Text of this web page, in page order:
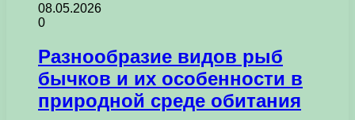
08.05.2026
0
Разнообразие видов рыб
бычков и их особенности в
природной среде обитания